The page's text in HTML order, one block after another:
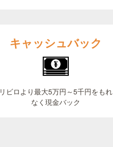
キャッシュバック
リビロより最大5万円～5千円をもれ
なく現金バック